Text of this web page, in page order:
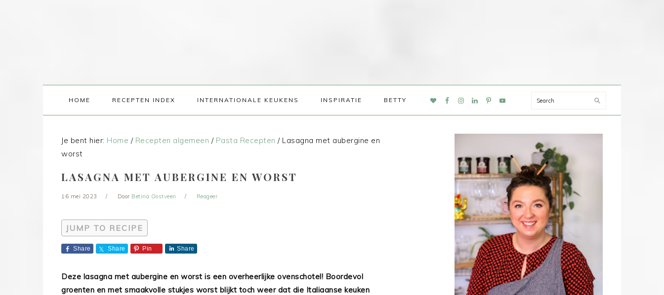
HOME RECEPTEN INDEX INTERNATIONALE KEUKENS INSPIRATIE BETTY
NAV
Search
Je bent hier: Home / Recepten algemeen / Pasta Recepten /Lasagna met aubergine en
worst
LASAGNA MET AUBERGINE EN WORST
16 mei 2023 Door Betina Oostveen Reageer
JUMP TO RECIPE
Share Share Pin Share
Deze lasagna met aubergine en worst is een overheerlijke ovenschotel! Boordevol
groenten en met smaakvolle stukjes worst blijkt toch weer dat die Italiaanse keuken